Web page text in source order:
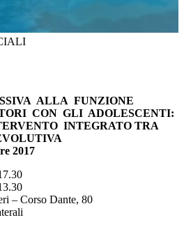
ALLA FUNZIONE
CON GLI ADOLESCENTI:
INTEGRATO TRA
2017
– Corso Dante, 80